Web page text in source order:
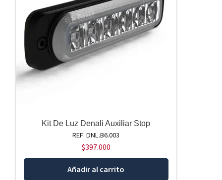
Kit De Luz Denali Auxiliar Stop
REF: DNL.B6.003
$397.000
Añadir al carrito